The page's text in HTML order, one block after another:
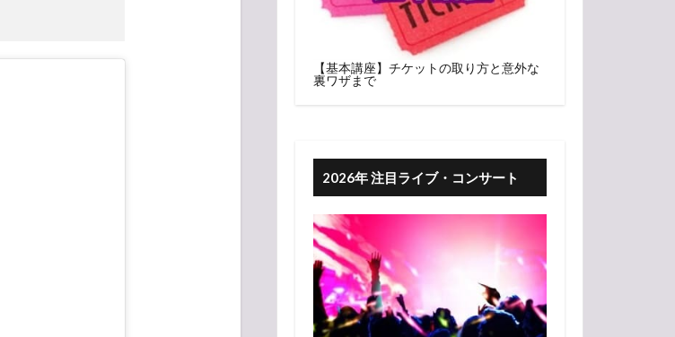
【基本講座】チケットの取り方と意外な
裏ワザまで
2026年 注目ライブ・コンサート